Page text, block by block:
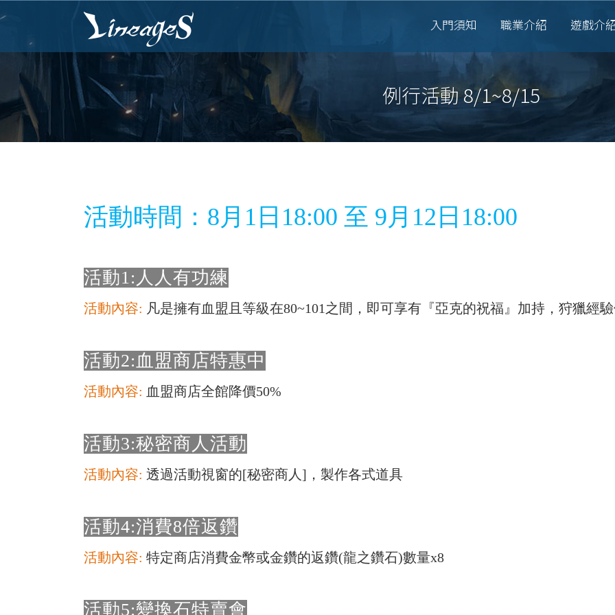
入門須知 職業介紹 遊戲介
例行活動 8/1~8/15
活動時間：8月1日18:00 至 9月12日18:00
活動1:人人有功練
活動內容: 凡是擁有血盟且等級在80~101之間，即可享有『亞克的祝福』加持，狩獵經
活動2:血盟商店特惠中
活動內容: 血盟商店全館降價50%
活動3:秘密商人活動
活動內容: 透過活動視窗的[秘密商人]，製作各式道具
活動4:消費8倍返鑽
活動內容: 特定商店消費金幣或金鑽的返鑽(龍之鑽石)數量x8
活動5:變換石特賣會